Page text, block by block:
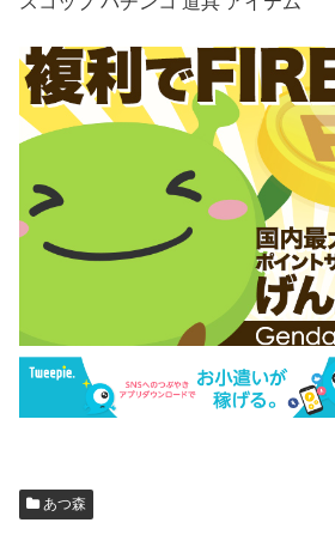
あつ森